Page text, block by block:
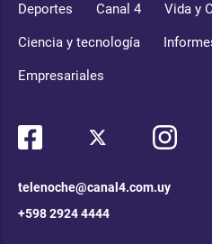
Deportes Canal 4 Vida y
Ciencia y tecnología
Empresariales
telenoche@canal4.com.uy
+598 2924 4444